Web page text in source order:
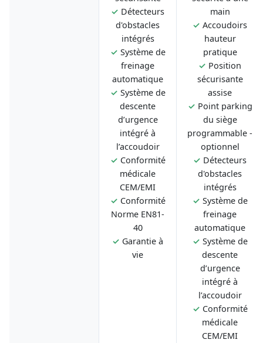
✓ Détecteurs
d'obstacles
intégrés
✓ Système de
freinage
automatique
✓ Système de
descente
d’urgence
intégré à
l’accoudoir
✓ Conformité
médicale
CEM/EMI
✓ Conformité
Norme EN81-
40
✓ Garantie à
vie
main
✓ Accoudoirs
hauteur
pratique
✓ Position
sécurisante
assise
✓ Point parking
du siège
programmable -
optionnel
✓ Détecteurs
d'obstacles
intégrés
✓ Système de
freinage
automatique
✓ Système de
descente
d’urgence
intégré à
l’accoudoir
✓ Conformité
médicale
CEM/EMI